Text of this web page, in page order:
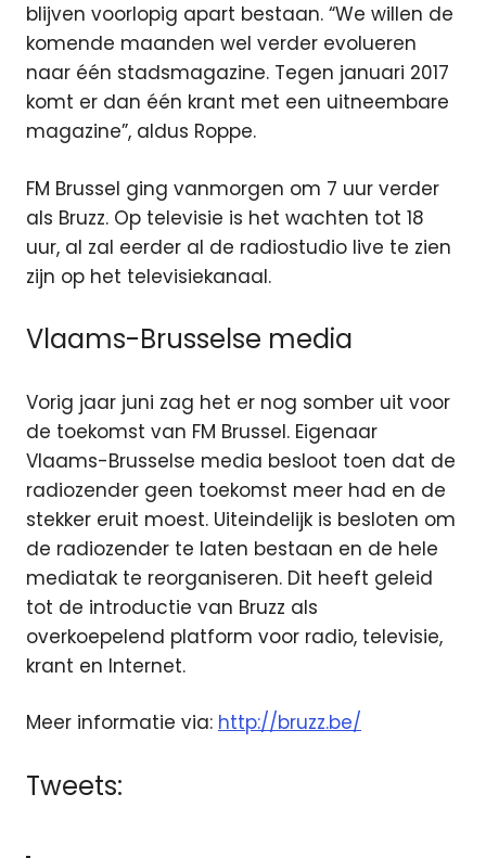
blijven voorlopig apart bestaan. “We willen de
komende maanden wel verder evolueren
naar één stadsmagazine. Tegen januari 2017
komt er dan één krant met een uitneembare
magazine”, aldus Roppe.
FM Brussel ging vanmorgen om 7 uur verder
als Bruzz. Op televisie is het wachten tot 18
uur, al zal eerder al de radiostudio live te zien
zijn op het televisiekanaal.
Vlaams-Brusselse media
Vorig jaar juni zag het er nog somber uit voor
de toekomst van FM Brussel. Eigenaar
Vlaams-Brusselse media besloot toen dat de
radiozender geen toekomst meer had en de
stekker eruit moest. Uiteindelijk is besloten om
de radiozender te laten bestaan en de hele
mediatak te reorganiseren. Dit heeft geleid
tot de introductie van Bruzz als
overkoepelend platform voor radio, televisie,
krant en Internet.
Meer informatie via: http://bruzz.be/
Tweets: